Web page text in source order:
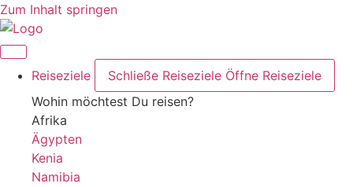
Zum Inhalt springen
Reiseziele Schließe Reiseziele Öffne Reiseziele
Wohin möchtest Du reisen?
Afrika
Ägypten
Kenia
Namibia